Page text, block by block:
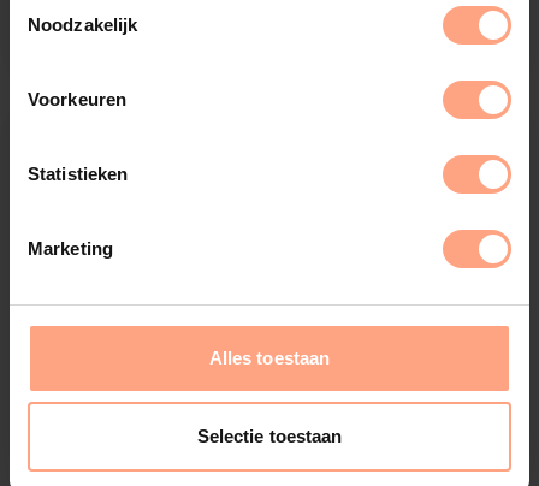
Noodzakelijk
Voorkeuren
Statistieken
Marketing
Alles toestaan
Selectie toestaan
€2.799,- Configureer